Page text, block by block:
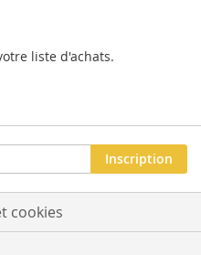
liste d'achats.
Inscription
cookies